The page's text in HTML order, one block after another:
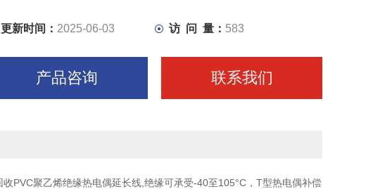
更新时间： 2025-06-03 访 问 量： 583
产品咨询 联系我们
PVC聚乙烯绝缘热电偶延长线,绝缘可承受-40至105°C，T型热电偶补偿